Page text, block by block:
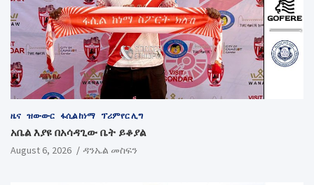
ዜና ዝውውር ፋሲል ከነማ ፕሪምየር ሊግ
አቤል እያዩ በአሳዳጊው ቤት ይቆያል
August 6, 2026 ዳንኤል መስፍን